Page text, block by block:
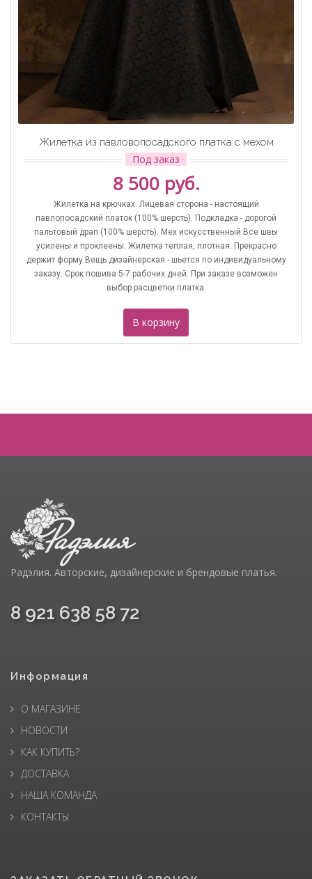
Жилетка из павловопосадского платка с мехом
Под заказ
8 500 руб.
Жилетка на крючках. Лицевая сторона - настоящий
павлопосадский платок (100% шерсть). Подкладка - дорогой
пальтовый драп (100% шерсть). Мех искусственный.Все швы
усилены и проклеены. Жилетка теплая, плотная. Прекрасно
держит форму.Вещь дизайнерская - шьется по индивидуальному
заказу. Срок пошива 5-7 рабочих дней. При заказе возможен
выбор расцветки платка.
В корзину
Радэлия. Авторские, дизайнерские и брендовые платья.
8 921 638 58 72
Информация
О МАГАЗИНЕ
НОВОСТИ
КАК КУПИТЬ?
ДОСТАВКА
НАША КОМАНДА
КОНТАКТЫ